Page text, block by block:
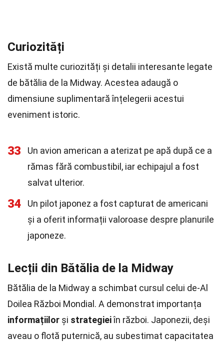
Curiozități
Există multe curiozități și detalii interesante legate
de bătălia de la Midway. Acestea adaugă o
dimensiune suplimentară înțelegerii acestui
eveniment istoric.
33
Un avion american a aterizat pe apă după ce a
rămas fără combustibil, iar echipajul a fost
salvat ulterior.
34
Un pilot japonez a fost capturat de americani
și a oferit informații valoroase despre planurile
japoneze.
Lecții din Bătălia de la Midway
Bătălia de la Midway a schimbat cursul celui de-Al
Doilea Război Mondial. A demonstrat importanța
informațiilor și strategieiîn război. Japonezii, deși
aveau o flotă puternică, au subestimat capacitatea